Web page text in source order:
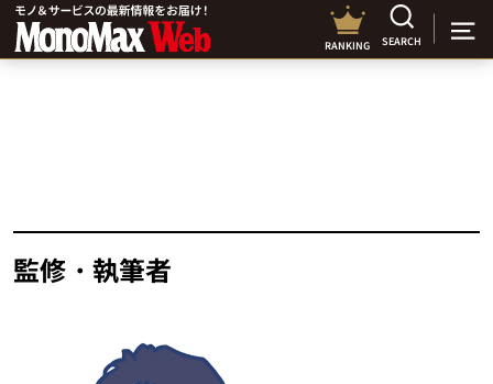
RANKING SEARCH
監修・執筆者